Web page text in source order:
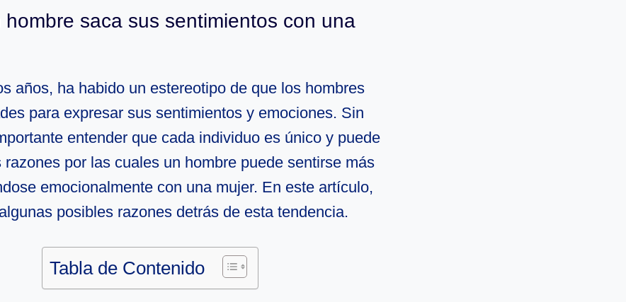
hombre saca sus sentimientos con una
años, ha habido un estereotipo de que los hombres
para expresar sus sentimientos y emociones. Sin
entender que cada individuo es único y puede
razones por las cuales un hombre puede sentirse más
emocionalmente con una mujer. En este artículo,
posibles razones detrás de esta tendencia.
Tabla de Contenido